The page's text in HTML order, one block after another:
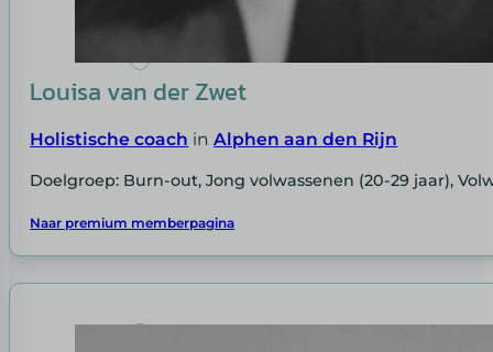
Louisa van der Zwet
Holistische coach inAlphen aan den Rijn
Doelgroep: Burn-out, Jong volwassenen (20-29 jaar),
Naar premium memberpagina